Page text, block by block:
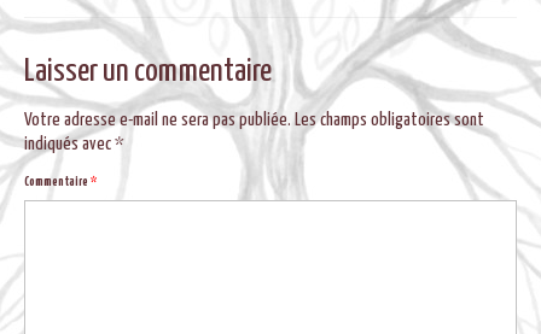
Laisser un commentaire
Votre adresse e-mail ne sera pas publiée. Les champs obligatoires sont
indiqués avec *
Commentaire *